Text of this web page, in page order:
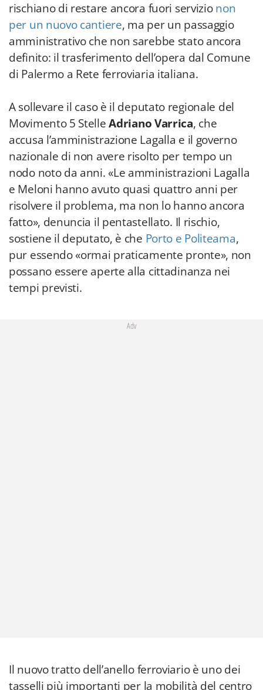
rischiano di restare ancora fuori servizionon
per un nuovo cantiere, ma per un passaggio
amministrativo che non sarebbe stato ancora
definito: il trasferimento dell’opera dal Comune
di Palermo a Rete ferroviaria italiana.
A sollevare il caso è il deputato regionale del
Movimento 5 StelleAdriano Varrica, che
accusa l’amministrazione Lagalla e il governo
nazionale di non avere risolto per tempo un
nodo noto da anni. «Le amministrazioni Lagalla
e Meloni hanno avuto quasi quattro anni per
risolvere il problema, ma non lo hanno ancora
fatto», denuncia il pentastellato. Il rischio,
sostiene il deputato, è che Porto e Politeama,
pur essendo «ormai praticamente pronte», non
possano essere aperte alla cittadinanza nei
tempi previsti.
Adv
Il nuovo tratto dell’anello ferroviario è uno dei
tasselli più importanti per la mobilità del centro